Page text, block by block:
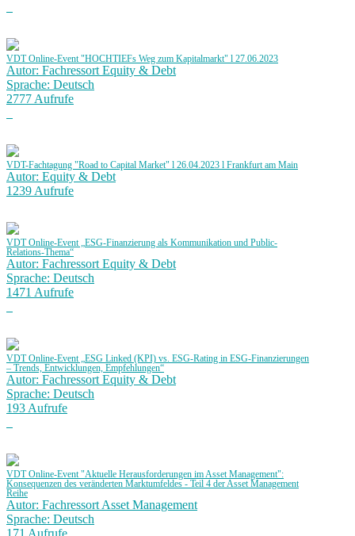
VDT Online-Event "HOCHTIEFs Weg zum Kapitalmarkt" l 27.06.2023
Autor: Fachressort Equity & Debt
Sprache: Deutsch
2777 Aufrufe
VDT-Fachtagung "Road to Capital Market" l 26.04.2023 l Frankfurt am Main
Autor: Equity & Debt
1239 Aufrufe
VDT Online-Event „ESG-Finanzierung als Kommunikation und Public-
Relations-Thema“
Autor: Fachressort Equity & Debt
Sprache: Deutsch
1471 Aufrufe
VDT Online-Event „ESG Linked (KPI) vs. ESG-Rating in ESG-Finanzierungen
– Trends, Entwicklungen, Empfehlungen“
Autor: Fachressort Equity & Debt
Sprache: Deutsch
193 Aufrufe
VDT Online-Event "Aktuelle Herausforderungen im Asset Management":
Konsequenzen des veränderten Marktumfeldes - Teil 4 der Asset Management
Reihe
Autor: Fachressort Asset Management
Sprache: Deutsch
171 Aufrufe